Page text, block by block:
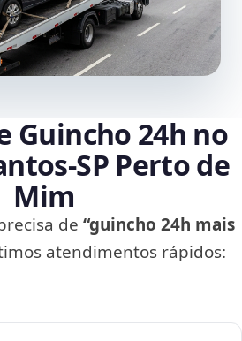
Guincho 24h no
Perto de
Mim
de “guincho 24h mais
atendimentos rápidos: